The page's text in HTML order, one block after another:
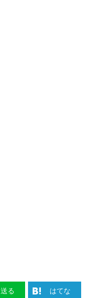
送る はてな